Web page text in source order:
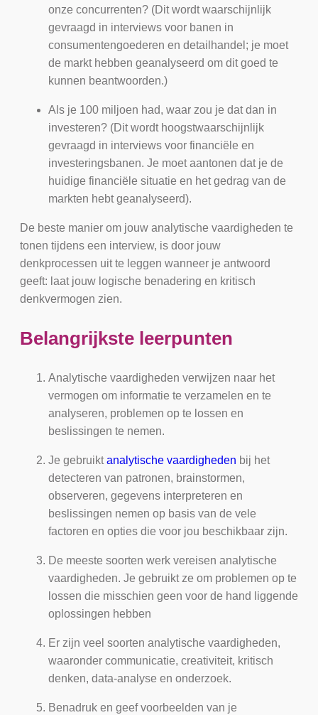
onze concurrenten? (Dit wordt waarschijnlijk
gevraagd in interviews voor banen in
consumentengoederen en detailhandel; je moet
de markt hebben geanalyseerd om dit goed te
kunnen beantwoorden.)
Als je 100 miljoen had, waar zou je dat dan in
investeren? (Dit wordt hoogstwaarschijnlijk
gevraagd in interviews voor financiële en
investeringsbanen. Je moet aantonen dat je de
huidige financiële situatie en het gedrag van de
markten hebt geanalyseerd).
De beste manier om jouw analytische vaardigheden te
tonen tijdens een interview, is door jouw
denkprocessen uit te leggen wanneer je antwoord
geeft: laat jouw logische benadering en kritisch
denkvermogen zien.
Belangrijkste leerpunten
Analytische vaardigheden verwijzen naar het
vermogen om informatie te verzamelen en te
analyseren, problemen op te lossen en
beslissingen te nemen.
Je gebruiktanalytische vaardigheden bij het
detecteren van patronen, brainstormen,
observeren, gegevens interpreteren en
beslissingen nemen op basis van de vele
factoren en opties die voor jou beschikbaar zijn.
De meeste soorten werk vereisen analytische
vaardigheden. Je gebruikt ze om problemen op te
lossen die misschien geen voor de hand liggende
oplossingen hebben
Er zijn veel soorten analytische vaardigheden,
waaronder communicatie, creativiteit, kritisch
denken, data-analyse en onderzoek.
Benadruk en geef voorbeelden van je